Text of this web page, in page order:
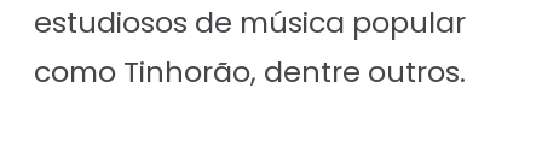
estudiosos de música popular
como Tinhorão, dentre outros.